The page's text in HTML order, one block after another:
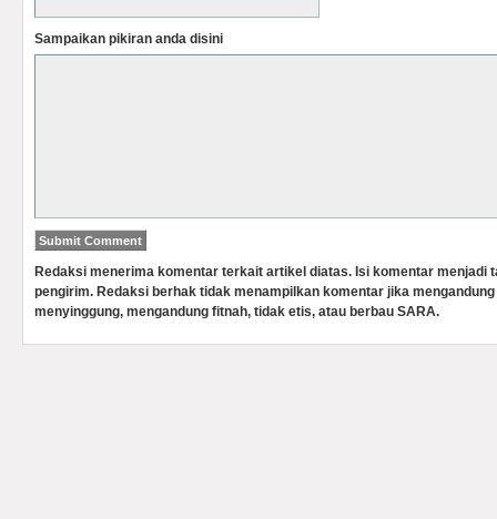
Sampaikan pikiran anda disini
Redaksi menerima komentar terkait artikel diatas. Isi komentar menjadi
pengirim. Redaksi berhak tidak menampilkan komentar jika
menyinggung, mengandung fitnah, tidak etis, atau berbau SARA.